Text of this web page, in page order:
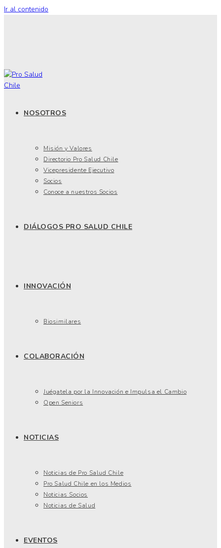
Ir al contenido
NOSOTROS
Misión y Valores
Directorio Pro Salud Chile
Vicepresidente Ejecutivo
Socios
Conoce a nuestros Socios
DIÁLOGOS PRO SALUD CHILE
INNOVACIÓN
Biosimilares
COLABORACIÓN
Juégatela por la Innovación e Impulsa el Cambio
Open Seniors
NOTICIAS
Noticias de Pro Salud Chile
Pro Salud Chile en los Medios
Noticias Socios
Noticias de Salud
EVENTOS